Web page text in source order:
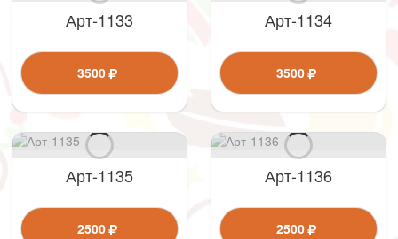
Арт-1133
3500
Арт-1134
3500
Арт-1135
2500
Арт-1136
2500